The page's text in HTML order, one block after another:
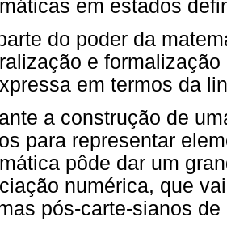
em estados
do poder da
e
em termos da
a construção de
para representar
pôde dar um
numérica, que
pós-carte-sianos